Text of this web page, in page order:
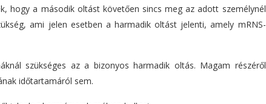
hogy a második oltást követően sincs meg az adott személynél
ami jelen esetben a harmadik oltást jelenti, amely mRNS-
szükséges az a bizonyos harmadik oltás. Magam részéről
időtartamáról sem.